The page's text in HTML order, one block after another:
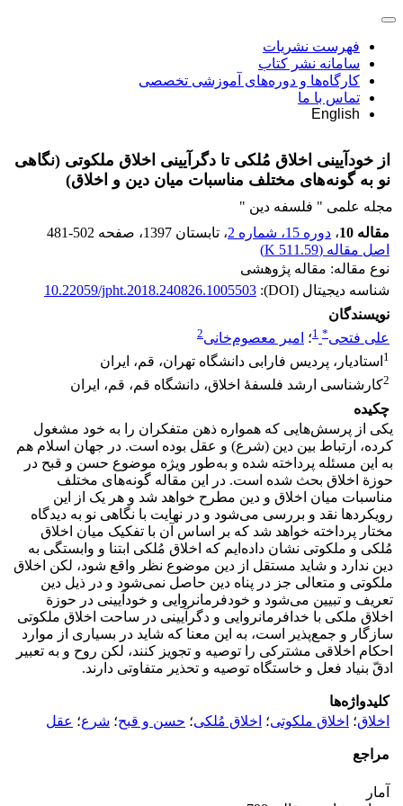
فهرست نشریات
سامانه نشر کتاب
کارگاه‌ها و دوره‌های آموزشی تخصصی
تماس با ما
English
از خودآیینی اخلاق مُلکی تا دگرآیینی اخلاق ملکوتی (نگاهی
نو به گونه‌های مختلف مناسبات میان دین و اخلاق)
مجله علمی " فلسفه دین "
مقاله 10
، دوره 15، شماره 2 ، تابستان 1397 ، صفحه 481-502
اصل مقاله (511.59 K
)
نوع مقاله: مقاله پژوهشی
شناسه دیجیتال (DOI):
10.22059/jpht.2018.240826.1005503
نویسندگان
علی فتحی*
1؛ امیر معصوم‌خانی2
1 استادیار، پردیس فارابی دانشگاه تهران، قم، ایران
2کارشناسی ارشد فلسفۀ اخلاق، دانشگاه قم، قم، ایران
چکیده
یکی از پرسش‌هایی که همواره ذهن متفکران را به خود مشغول
کرده، ارتباط بین دین (شرع) و عقل بوده است. در جهان اسلام هم
به این مسئله پرداخته شده و به‌طور ویژه موضوع حسن و قبح در
حوزة اخلاق بحث شده است. در این مقاله گونه‌های مختلف
مناسبات میان اخلاق و دین مطرح خواهد شد و هر یک از این
رویکردها نقد و بررسی می‌شود و در نهایت با نگاهی نو به دیدگاه
مختار پرداخته خواهد شد که بر اساس آن با تفکیک میان اخلاق
مُلکی و ملکوتی نشان داده‌ایم که اخلاق مُلکی ابتنا و وابستگی به
دین ندارد و شاید مستقل از دین موضوع نظر واقع شود، لکن اخلاق
ملکوتی و متعالی جز در پناه دین حاصل نمی‌شود و در ذیل دین
تعریف و تبیین می‌شود و خودفرمانروایی و خودآیینی در حوزة
اخلاق ملکی با خدافرمانروایی و دگرآیینی در ساحت اخلاق ملکوتی
سازگار و جمع‌پذیر است، به این معنا که شاید در بسیاری از موارد
احکام اخلاقی مشترکی را توصیه و تجویز کنند، لکن روح و به تعبیر
ادقّ بنیاد فعل و خاستگاه توصیه و تحذیر متفاوتی دارند.
کلیدواژه‌ها
اخلاق؛ اخلاق ملکوتی؛ اخلاق مُلکی؛ حسن و قبح؛ شرع؛ عقل
مراجع
آمار